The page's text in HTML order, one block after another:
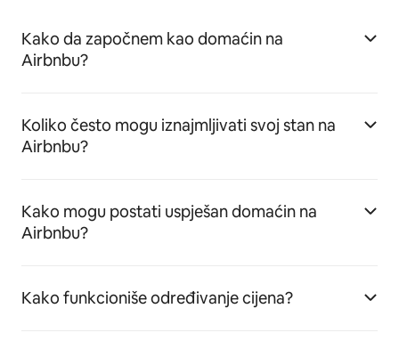
Kako da započnem kao domaćin na
Airbnbu?
Koliko često mogu iznajmljivati svoj stan na
Airbnbu?
Kako mogu postati uspješan domaćin na
Airbnbu?
Kako funkcioniše određivanje cijena?